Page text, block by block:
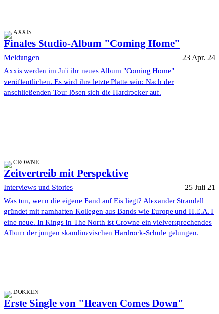
AXXIS
Finales Studio-Album "Coming Home"
Meldungen 23 Apr. 24
Axxis werden im Juli ihr neues Album "Coming Home"
veröffentlichen. Es wird ihre letzte Platte sein: Nach der
anschließenden Tour lösen sich die Hardrocker auf.
CROWNE
Zeitvertreib mit Perspektive
Interviews und Stories 25 Juli 21
Was tun, wenn die eigene Band auf Eis liegt? Alexander Strandell
gründet mit namhaften Kollegen aus Bands wie Europe und H.E.A.T
eine neue. In Kings In The North ist Crowne ein vielversprechendes
Album der jungen skandinavischen Hardrock-Schule gelungen.
DOKKEN
Erste Single von "Heaven Comes Down"